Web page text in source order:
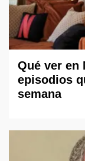
Qué ver en
episodios
semana